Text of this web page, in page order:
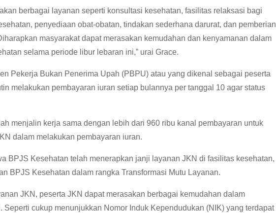
berbagai layanan seperti konsultasi kesehatan, fasilitas relaksasi bagi
penyediaan obat-obatan, tindakan sederhana darurat, dan pemberian
masyarakat dapat merasakan kemudahan dan kenyamanan dalam
selama periode libur lebaran ini,” urai Grace.
Pekerja Bukan Penerima Upah (PBPU) atau yang dikenal sebagai peserta
melakukan pembayaran iuran setiap bulannya per tanggal 10 agar status
menjalin kerja sama dengan lebih dari 960 ribu kanal pembayaran untuk
dalam melakukan pembayaran iuran.
BPJS Kesehatan telah menerapkan janji layanan JKN di fasilitas kesehatan,
BPJS Kesehatan dalam rangka Transformasi Mutu Layanan.
JKN, peserta JKN dapat merasakan berbagai kemudahan dalam
Seperti cukup menunjukkan Nomor Induk Kependudukan (NIK) yang terdapat